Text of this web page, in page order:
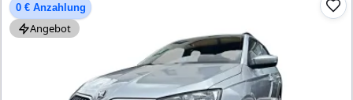
0 € Anzahlung
Angebot